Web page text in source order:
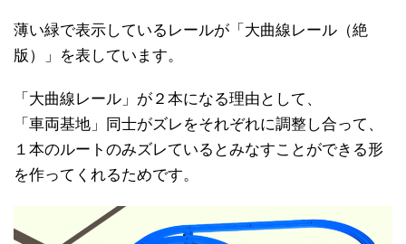
薄い緑で表示しているレールが「大曲線レール（絶
版）」を表しています。
「大曲線レール」が２本になる理由として、
「車両基地」同士がズレをそれぞれに調整し合って、
１本のルートのみズレているとみなすことができる形
を作ってくれるためです。